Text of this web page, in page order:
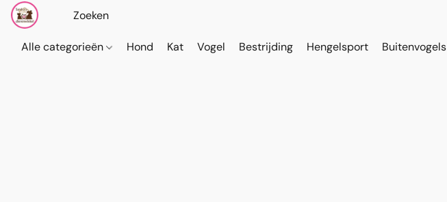
Alle categorieën Hond Kat Vogel Bestrijding Hengelsport Buitenvogels